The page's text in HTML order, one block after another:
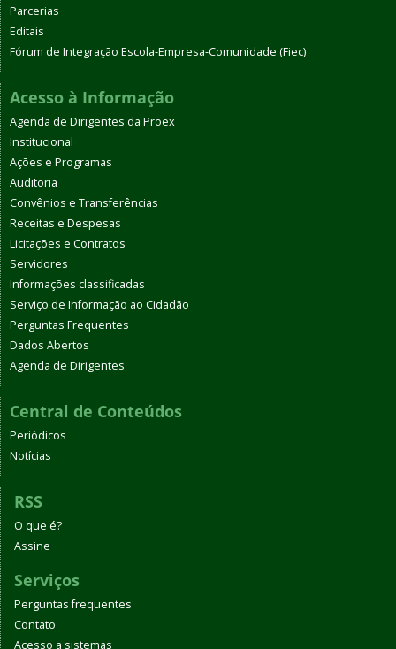
Parcerias
Editais
Fórum de Integração Escola-Empresa-Comunidade (Fiec)
Acesso à Informação
Agenda de Dirigentes da Proex
Institucional
Ações e Programas
Auditoria
Convênios e Transferências
Receitas e Despesas
Licitações e Contratos
Servidores
Informações classificadas
Serviço de Informação ao Cidadão
Perguntas Frequentes
Dados Abertos
Agenda de Dirigentes
Central de Conteúdos
Periódicos
Notícias
RSS
O que é?
Assine
Serviços
Perguntas frequentes
Contato
Acesso a sistemas